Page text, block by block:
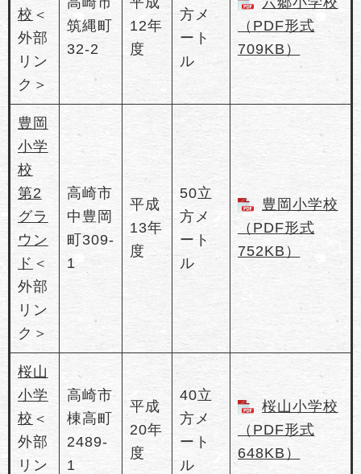
校 ＜
外部
リン
ク＞
筑縄町
32-2
12年
度
方メ
ート
ル
（PDF形式
709KB）
豊岡
小学
校
第2
グラ
ウン
ド ＜
外部
リン
ク＞
高崎市
中豊岡
町309-
1
平成
13年
度
50立
方メ
ート
ル
豊岡小学校
（PDF形式
752KB）
桜山
小学
校 ＜
外部
リン
高崎市
棟高町
2489-
1
平成
20年
度
40立
方メ
ート
ル
桜山小学校
（PDF形式
648KB）